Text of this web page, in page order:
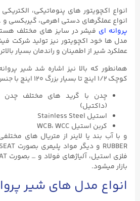
انواع اکچویتور های پنوماتیکی،
انواع عملگرهای دستی اهرمی، گیربکسی
پروانه ای فیشر در سایز های مختلف
مدل ها خود اکچویتور نیز تولید شرکت
عملکرد شیر از اطمینان و راندمان بسیار
همانطور که بالا نیز اشاره شد شیر
کوچک ۱/۲ اینچ تا بسیار بزرگ ۱۲۰ اینچ با جنس های مختلف بدنه مانند:
(داکتیل)
استیل Stainless Steel
کربن استیل WCB، WCC
بازار میشود.
انواع مدل های شیر